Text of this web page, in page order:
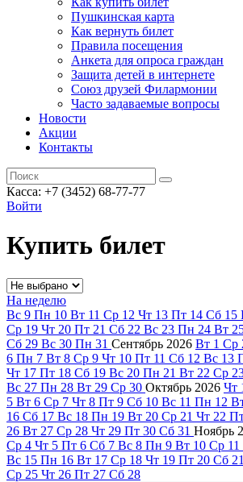
Пушкинская карта
Как вернуть билет
Правила посещения
Анкета для опроса граждан
Защита детей в интернете
Союз друзей Филармонии
Часто задаваемые вопросы
Новости
Акции
Контакты
Касса: +7 (3452) 68-77-77
Войти
Купить билет
На неделю
Вс 9 Пн 10 Вт 11 Ср 12 Чт 13 Пт 14 Сб 15
Ср 19 Чт 20 Пт 21 Сб 22 Вс 23 Пн 24 Вт
Сб 29 Вс 30 Пн 31 Сентябрь 2026 Вт 1 Ср
6 Пн 7 Вт 8 Ср 9 Чт 10 Пт 11 Сб 12 Вс 13
Чт 17 Пт 18 Сб 19 Вс 20 Пн 21 Вт 22 Ср
Вс 27 Пн 28 Вт 29 Ср 30 Октябрь 2026 Чт
5 Вт 6 Ср 7 Чт 8 Пт 9 Сб 10 Вс 11 Пн 12
16 Сб 17 Вс 18 Пн 19 Вт 20 Ср 21 Чт 22
26 Вт 27 Ср 28 Чт 29 Пт 30 Сб 31 Ноябрь
Ср 4 Чт 5 Пт 6 Сб 7 Вс 8 Пн 9 Вт 10 Ср 11
Вс 15 Пн 16 Вт 17 Ср 18 Чт 19 Пт 20 Сб 21
Ср 25 Чт 26 Пт 27 Сб 28